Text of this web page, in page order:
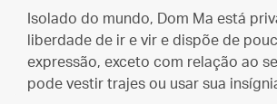
Isolado do mundo, Dom Ma está
liberdade de ir e vir e dispõe de
expressão, exceto com relação ao
pode vestir trajes ou usar sua